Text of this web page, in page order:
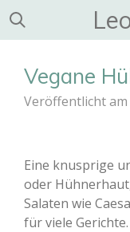
Zum
Vegane
Veröffentlicht am
Eine knusprige
oder
Salaten wie
für viele Gerichte.